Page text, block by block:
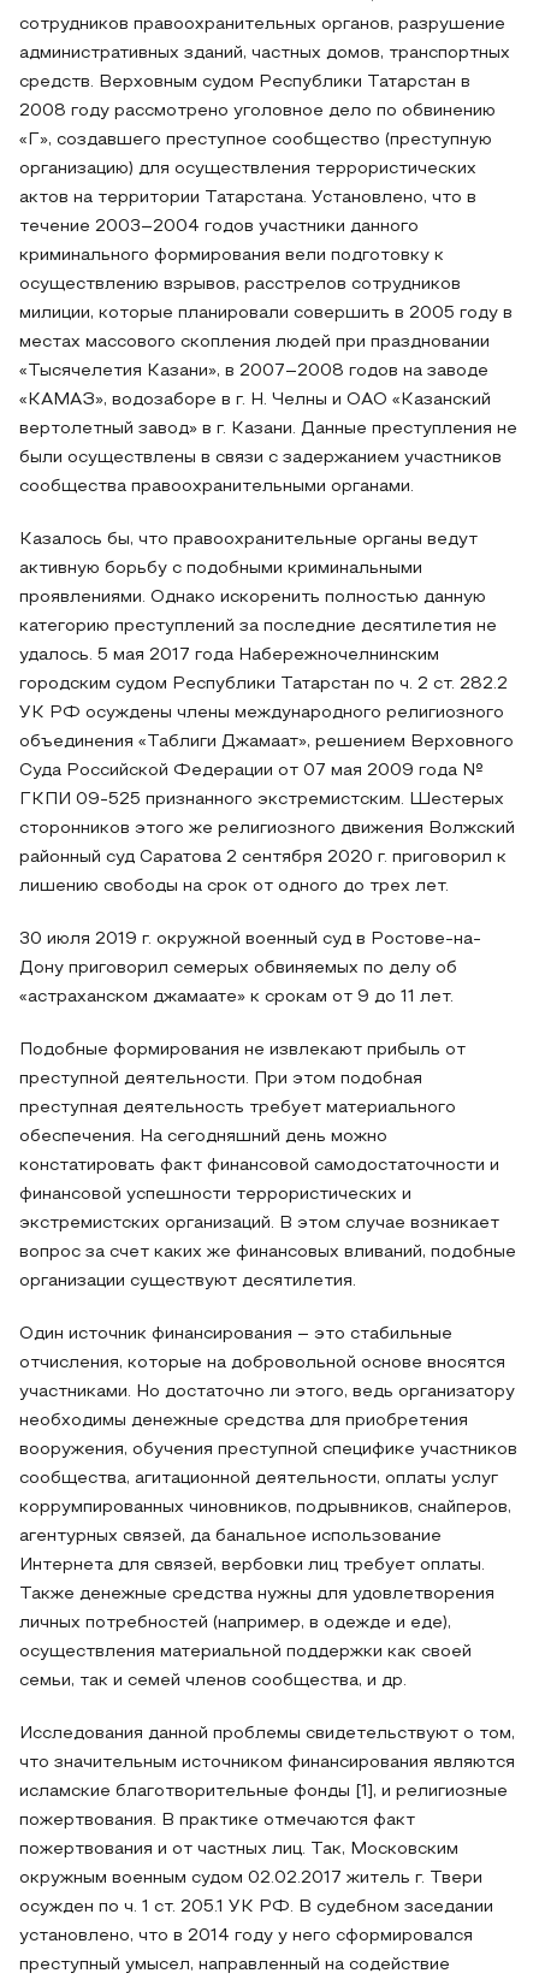
сотрудников правоохранительных органов, разрушение
административных зданий, частных домов, транспортных
средств. Верховным судом Республики Татарстан в
2008 году рассмотрено уголовное дело по обвинению
«Г», создавшего преступное сообщество (преступную
организацию) для осуществления террористических
актов на территории Татарстана. Установлено, что в
течение 2003–2004 годов участники данного
криминального формирования вели подготовку к
осуществлению взрывов, расстрелов сотрудников
милиции, которые планировали совершить в 2005 году в
местах массового скопления людей при праздновании
«Тысячелетия Казани», в 2007–2008 годов на заводе
«КАМАЗ», водозаборе в г. Н. Челны и ОАО «Казанский
вертолетный завод» в г. Казани. Данные преступления не
были осуществлены в связи с задержанием участников
сообщества правоохранительными органами.
Казалось бы, что правоохранительные органы ведут
активную борьбу с подобными криминальными
проявлениями. Однако искоренить полностью данную
категорию преступлений за последние десятилетия не
удалось. 5 мая 2017 года Набережночелнинским
городским судом Республики Татарстан по ч. 2 ст. 282.2
УК РФ осуждены члены международного религиозного
объединения «Таблиги Джамаат», решением Верховного
Суда Российской Федерации от 07 мая 2009 года №
ГКПИ 09-525 признанного экстремистским. Шестерых
сторонников этого же религиозного движения Волжский
районный суд Саратова 2 сентября 2020 г. приговорил к
лишению свободы на срок от одного до трех лет.
30 июля 2019 г. окружной военный суд в Ростове-на-
Дону приговорил семерых обвиняемых по делу об
«астраханском джамаате» к срокам от 9 до 11 лет.
Подобные формирования не извлекают прибыль от
преступной деятельности. При этом подобная
преступная деятельность требует материального
обеспечения. На сегодняшний день можно
констатировать факт финансовой самодостаточности и
финансовой успешности террористических и
экстремистских организаций. В этом случае возникает
вопрос за счет каких же финансовых вливаний, подобные
организации существуют десятилетия.
Один источник финансирования – это стабильные
отчисления, которые на добровольной основе вносятся
участниками. Но достаточно ли этого, ведь организатору
необходимы денежные средства для приобретения
вооружения, обучения преступной специфике участников
сообщества, агитационной деятельности, оплаты услуг
коррумпированных чиновников, подрывников, снайперов,
агентурных связей, да банальное использование
Интернета для связей, вербовки лиц требует оплаты.
Также денежные средства нужны для удовлетворения
личных потребностей (например, в одежде и еде),
осуществления материальной поддержки как своей
семьи, так и семей членов сообщества, и др.
Исследования данной проблемы свидетельствуют о том,
что значительным источником финансирования являются
исламские благотворительные фонды [1], и религиозные
пожертвования. В практике отмечаются факт
пожертвования и от частных лиц. Так, Московским
окружным военным судом 02.02.2017 житель г. Твери
осужден по ч. 1 ст. 205.1 УК РФ. В судебном заседании
установлено, что в 2014 году у него сформировался
преступный умысел, направленный на содействие